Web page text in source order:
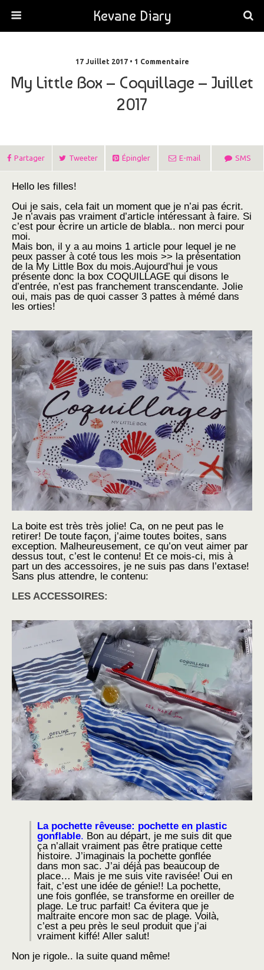
Kevane Diary
17 Juillet 2017 • 1 Commentaire
My Little Box – Coquillage – Juillet
2017
Partager Tweeter Épingler E-mail SMS
Hello les filles!
Oui je sais, cela fait un moment que je n’ai pas écrit.
Je n’avais pas vraiment d’article intéressant à faire. Si
c’est pour écrire un article de blabla.. non merci pour
moi.
Mais bon, il y a au moins 1 article pour lequel je ne
peux passer à coté tous les mois >> la présentation
de la My Little Box du mois.Aujourd’hui je vous
présente donc la box COQUILLAGE qui disons le
d’entrée, n’est pas franchement transcendante. Jolie
oui, mais pas de quoi casser 3 pattes à mémé dans
les orties!
La boite est très très jolie! Ca, on ne peut pas le
retirer! De toute façon, j’aime toutes boites, sans
exception. Malheureusement, ce qu’on veut aimer par
dessus tout, c’est le contenu! Et ce mois-ci, mis à
part un des accessoires, je ne suis pas dans l’extase!
Sans plus attendre, le contenu:
LES ACCESSOIRES:
La pochette rêveuse: pochette en plastic
gonflable. Bon au départ, je me suis dit que
ça n’allait vraiment pas être pratique cette
histoire. J’imaginais la pochette gonflée
dans mon sac. J’ai déjà pas beaucoup de
place… Mais je me suis vite ravisée! Oui en
fait, c’est une idée de génie!! La pochette,
une fois gonflée, se transforme en oreiller de
plage. Le truc parfait! Ca évitera que je
maltraite encore mon sac de plage. Voilà,
c’est a peu près le seul produit que j’ai
vraiment kiffé! Aller salut!
Non je rigole.. la suite quand même!